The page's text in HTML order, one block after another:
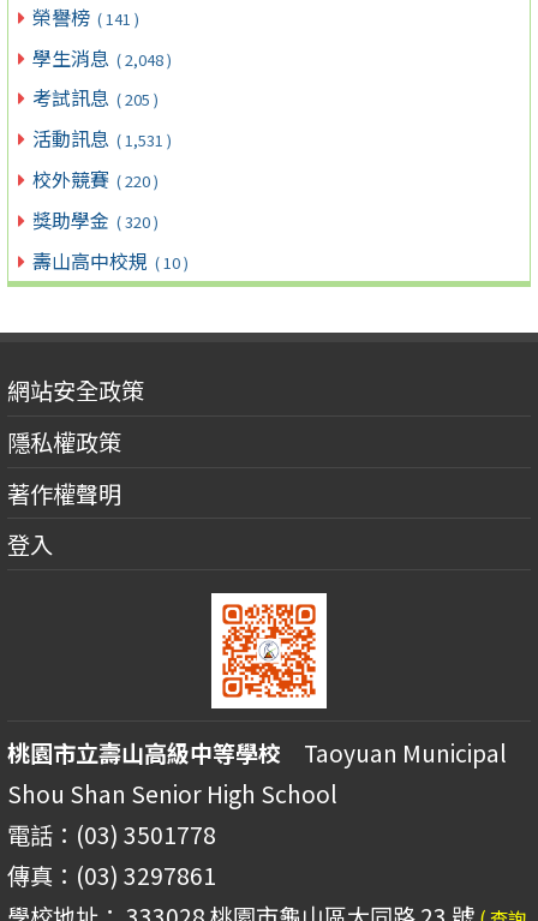
榮譽榜 ( 141 )
學生消息 ( 2,048 )
考試訊息 ( 205 )
活動訊息 ( 1,531 )
校外競賽 ( 220 )
獎助學金 ( 320 )
壽山高中校規 ( 10 )
網站安全政策
隱私權政策
著作權聲明
登入
桃園市立壽山高級中等學校 Taoyuan Municipal
Shou Shan Senior High School
電話：(03) 3501778
傳真：(03) 3297861